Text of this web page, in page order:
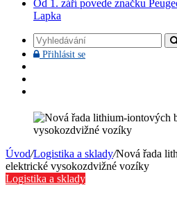
Od 1. září povede značku
Lapka
Přihlásit sePřihlásit
Úvod/Logistika a sklady/Nová řada
elektrické vysokozdvižné vozíky
Logistika a sklady